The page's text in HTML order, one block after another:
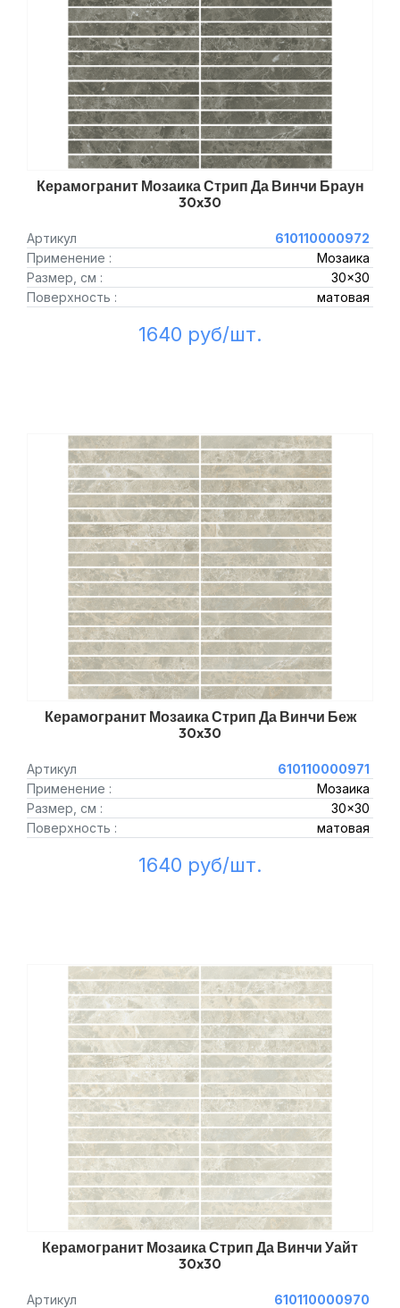
Керамогранит Мозаика Стрип Да Винчи Браун
30x30
Артикул
610110000972
Применение :
Мозаика
Размер, см :
30x30
Поверхность :
матовая
1640 руб/шт.
Керамогранит Мозаика Стрип Да Винчи Беж
30x30
Артикул
610110000971
Применение :
Мозаика
Размер, см :
30x30
Поверхность :
матовая
1640 руб/шт.
Керамогранит Мозаика Стрип Да Винчи Уайт
30x30
Артикул
610110000970